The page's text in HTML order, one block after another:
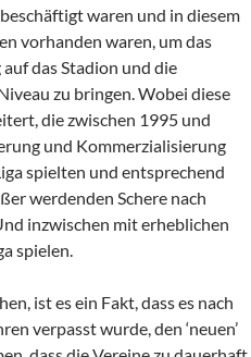
waren und in diesem
vorhanden waren, um das
das Stadion und die
zu bringen. Wobei diese
die zwischen 1995 und
und Kommerzialisierung
spielten und entsprechend
werdenden Schere nach
inzwischen mit erheblichen
spielen.
ist es ein Fakt, dass es nach
verpasst wurde, den ‘neuen’